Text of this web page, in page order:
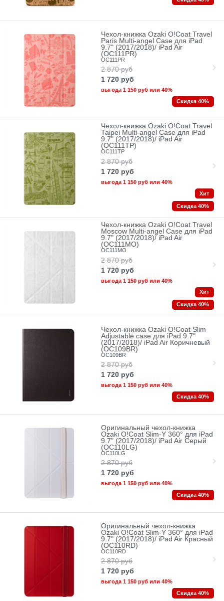
Чехол-книжка Ozaki O!Coat Travel
Paris Multi-angel Сase для iPad
9.7" (2017/2018)/ iPad Air
(OC111PR)
OC111PR
2 870 руб
1 720 руб
выгода 1 150 рубили 40%
Скидка 40%
Чехол-книжка Ozaki O!Coat Travel
Taipei Multi-angel Сase для iPad
9.7" (2017/2018)/ iPad Air
(OC111TP)
OC111TP
2 870 руб
1 720 руб
выгода 1 150 рубили 40%
Хит
Скидка 40%
Чехол-книжка Ozaki O!Coat Travel
Moscow Multi-angel Сase для iPad
9.7" (2017/2018)/ iPad Air
(OC111MO)
OC111MO
2 870 руб
1 720 руб
выгода 1 150 рубили 40%
Хит
Скидка 40%
Чехол-книжка Ozaki O!Coat Slim
Adjustable case для iPad 9.7"
(2017/2018)/ iPad Air Коричневый
(OC109BR)
OC109BR
2 870 руб
1 720 руб
выгода 1 150 рубили 40%
Скидка 40%
Оригинальный чехол-книжка
Ozaki O!Coat Slim-Y 360° для iPad
9.7" (2017/2018)/ iPad Air Серый
(OC110LG)
OC110LG
2 870 руб
1 720 руб
выгода 1 150 рубили 40%
Скидка 40%
Оригинальный чехол-книжка
Ozaki O!Coat Slim-Y 360° для iPad
9.7" (2017/2018)/ iPad Air Красный
(OC110RD)
OC110RD
2 870 руб
1 720 руб
выгода 1 150 рубили 40%
Скидка 40%